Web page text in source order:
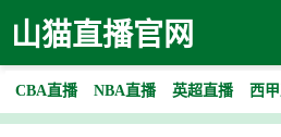
山猫直播官网
CBA直播 NBA直播 英超直播 西